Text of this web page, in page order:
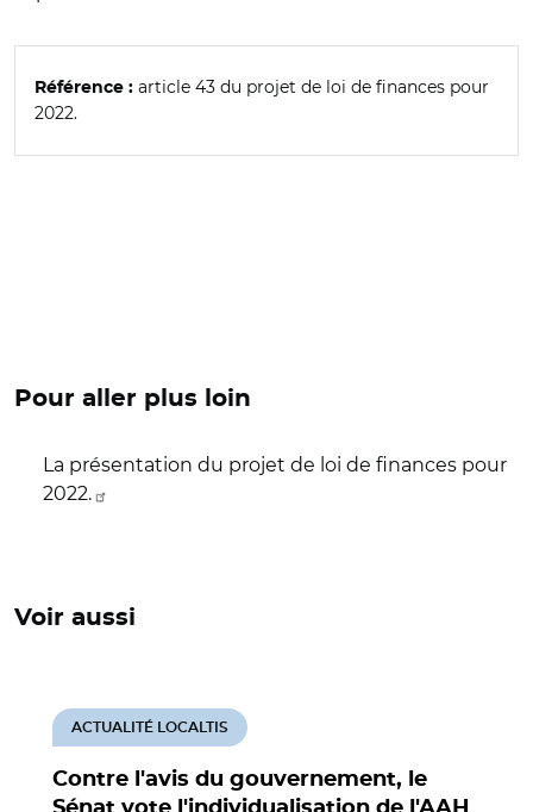
Référence : article 43 du projet de loi de finances pour
2022.
Pour aller plus loin
La présentation du projet de loi de finances pour
2022.
Voir aussi
Contre l'avis du gouvernement, le
ACTUALITÉ LOCALTIS